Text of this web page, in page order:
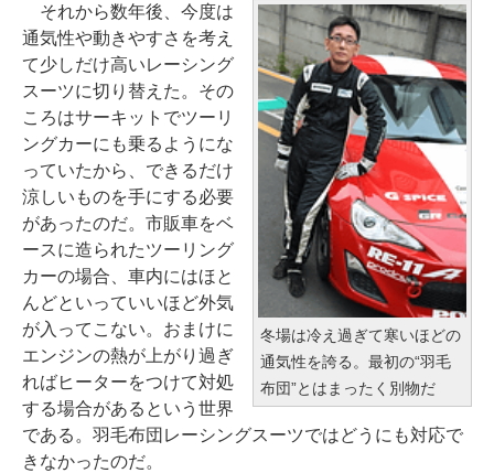
冬場は冷え過ぎて寒いほどの
通気性を誇る。最初の“羽毛
布団”とはまったく別物だ
それから数年後、今度は
通気性や動きやすさを考え
て少しだけ高いレーシング
スーツに切り替えた。その
ころはサーキットでツーリ
ングカーにも乗るようにな
っていたから、できるだけ
涼しいものを手にする必要
があったのだ。市販車をベ
ースに造られたツーリング
カーの場合、車内にはほと
んどといっていいほど外気
が入ってこない。おまけに
エンジンの熱が上がり過ぎ
ればヒーターをつけて対処
する場合があるという世界
である。羽毛布団レーシングスーツではどうにも対応で
きなかったのだ。